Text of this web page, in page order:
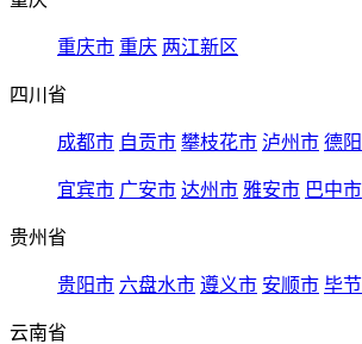
重庆市 重庆 两江新区
四川省
成都市 自贡市 攀枝花市 泸州市 德
宜宾市 广安市 达州市 雅安市 巴中市
贵州省
贵阳市 六盘水市 遵义市 安顺市 毕
云南省